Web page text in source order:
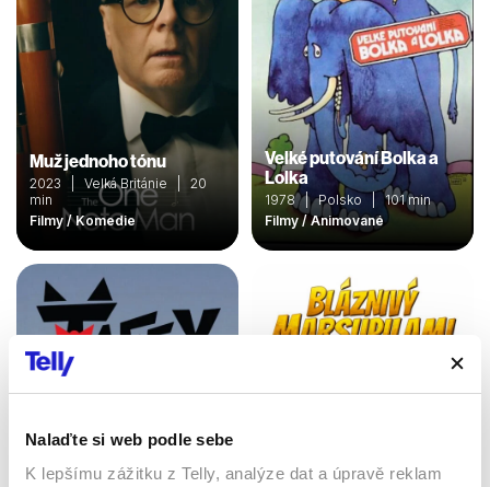
Nalaďte si web podle sebe
K lepšímu zážitku z Telly, analýze dat a úpravě reklam
Muž jednoho tónu
2023 | Velká Británie | 20
min
Filmy / Komedie
Velké putování Bolka a
Lolka
1978 | Polsko | 101 min
Filmy / Animované